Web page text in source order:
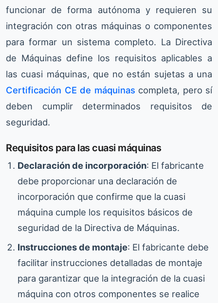
funcionar de forma autónoma y requieren su
integración con otras máquinas o componentes
para formar un sistema completo. La Directiva
de Máquinas define los requisitos aplicables a
las cuasi máquinas, que no están sujetas a una
Certificación CE de máquinas completa, pero sí
deben cumplir determinados requisitos de
seguridad.
Requisitos para las cuasi máquinas
Declaración de incorporación: El fabricante
debe proporcionar una declaración de
incorporación que confirme que la cuasi
máquina cumple los requisitos básicos de
seguridad de la Directiva de Máquinas.
Instrucciones de montaje: El fabricante debe
facilitar instrucciones detalladas de montaje
para garantizar que la integración de la cuasi
máquina con otros componentes se realice